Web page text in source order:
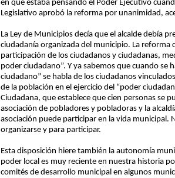
en qué estaba pensando el Poder Ejecutivo
Legislativo aprobó la reforma por unanimidad,
La Ley de Municipios decía que el alcalde debía
ciudadanía organizada del municipio. La
participación de los ciudadanos y ciudadanas,
poder ciudadano”. Y ya sabemos que cuando se
ciudadano” se habla de los ciudadanos
de la población en el ejercicio del “poder
Ciudadana, que establece que cien personas se
asociación de pobladores y pobladoras y la
asociación puede participar en la vida municipal.
organizarse y para participar.
Esta disposición hiere también la autonomía
poder local es muy reciente en nuestra historia
comités de desarrollo municipal en algunos